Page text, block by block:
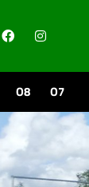
O8 O7